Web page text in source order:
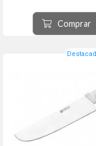
Comprar